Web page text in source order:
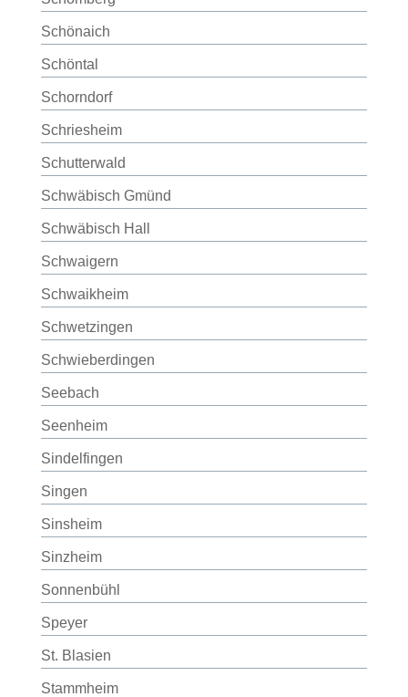
Schönaich
Schöntal
Schorndorf
Schriesheim
Schutterwald
Schwäbisch Gmünd
Schwäbisch Hall
Schwaigern
Schwaikheim
Schwetzingen
Schwieberdingen
Seebach
Seenheim
Sindelfingen
Singen
Sinsheim
Sinzheim
Sonnenbühl
Speyer
St. Blasien
Stammheim